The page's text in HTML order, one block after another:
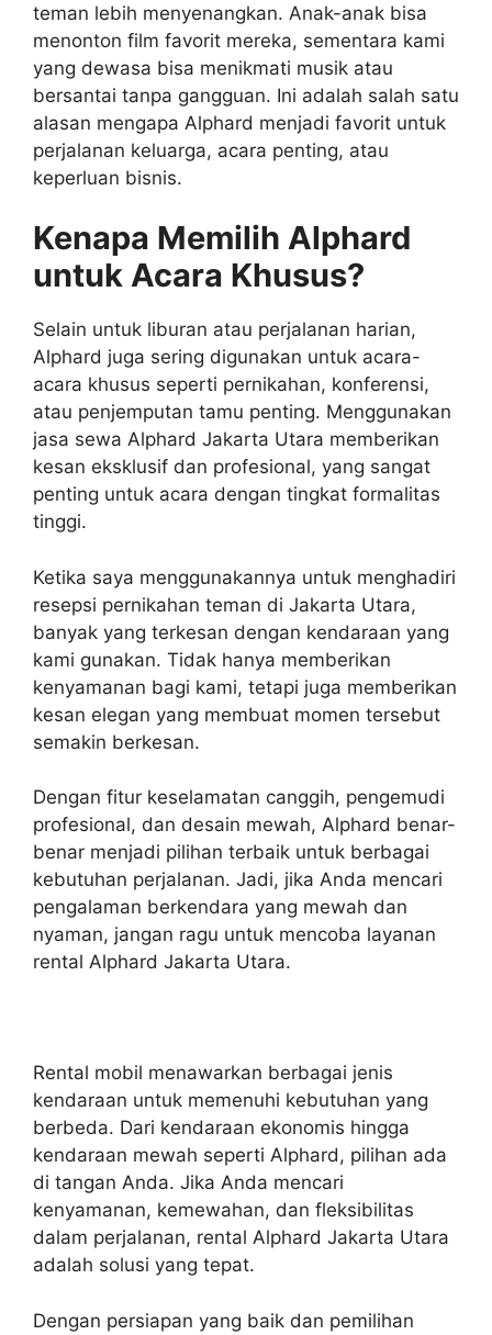
teman lebih menyenangkan. Anak-anak bisa
menonton film favorit mereka, sementara kami
yang dewasa bisa menikmati musik atau
bersantai tanpa gangguan. Ini adalah salah satu
alasan mengapa Alphard menjadi favorit untuk
perjalanan keluarga, acara penting, atau
keperluan bisnis.
Kenapa Memilih Alphard
untuk Acara Khusus?
Selain untuk liburan atau perjalanan harian,
Alphard juga sering digunakan untuk acara-
acara khusus seperti pernikahan, konferensi,
atau penjemputan tamu penting. Menggunakan
jasa sewa Alphard Jakarta Utara memberikan
kesan eksklusif dan profesional, yang sangat
penting untuk acara dengan tingkat formalitas
tinggi.
Ketika saya menggunakannya untuk menghadiri
resepsi pernikahan teman di Jakarta Utara,
banyak yang terkesan dengan kendaraan yang
kami gunakan. Tidak hanya memberikan
kenyamanan bagi kami, tetapi juga memberikan
kesan elegan yang membuat momen tersebut
semakin berkesan.
Dengan fitur keselamatan canggih, pengemudi
profesional, dan desain mewah, Alphard benar-
benar menjadi pilihan terbaik untuk berbagai
kebutuhan perjalanan. Jadi, jika Anda mencari
pengalaman berkendara yang mewah dan
nyaman, jangan ragu untuk mencoba layanan
rental Alphard Jakarta Utara.
Rental mobil menawarkan berbagai jenis
kendaraan untuk memenuhi kebutuhan yang
berbeda. Dari kendaraan ekonomis hingga
kendaraan mewah seperti Alphard, pilihan ada
di tangan Anda. Jika Anda mencari
kenyamanan, kemewahan, dan fleksibilitas
dalam perjalanan, rental Alphard Jakarta Utara
adalah solusi yang tepat.
Dengan persiapan yang baik dan pemilihan